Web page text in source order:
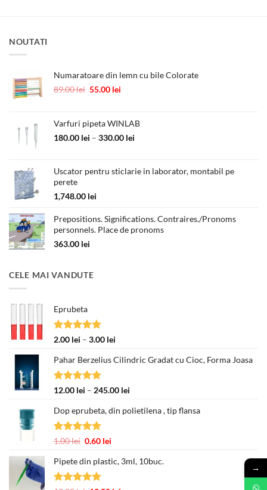
NOUTATI
Numaratoare din lemn cu bile Colorate
89.00lei Prețul
fost:
89.00 lei.
55.00 lei
55.00 lei.
Varfuri pipeta WINLAB
180.00 lei – 330.00 lei
180.00 lei
Uscator pentru sticlarie in laborator, montabil pe
perete
1,748.00 lei
Prepositions. Significations. Contraires./Pronoms
personnels. Place de pronoms
363.00 lei
CELE MAI VANDUTE
Eprubeta
Evaluat la
2.00 lei – 3.00 lei
prețuri:
la
3.00 lei
Pahar Berzelius Cilindric Gradat cu Cioc, Forma Joasa
Evaluat la
12.00 lei – 245.00 lei
prețuri:
245.00 lei
Dop eprubeta, din polietilena , tip flansa
Evaluat la
1.00lei Prețul
a
fost:
0.60 lei
este:
Pipete din plastic, 3ml, 10buc.
→